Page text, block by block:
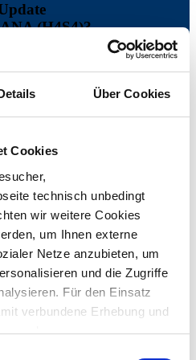
Über Cookies
Cookies
technisch unbedingt
wir weitere Cookies
um Ihnen externe
Netze anzubieten, um
und die Zugriffe
Für den Einsatz
verbundene Erhebung und
(H4S4)?
auf!